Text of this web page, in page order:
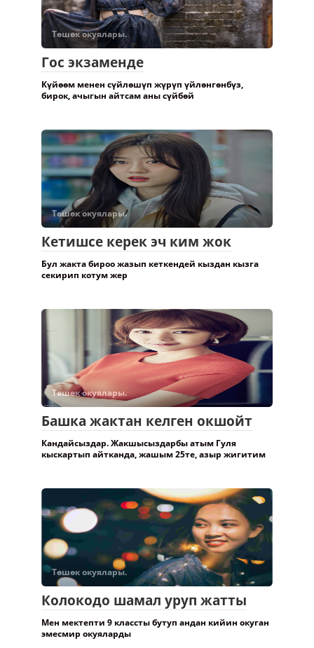
Төшөк окуялары.
Гос экзаменде
Күйөөм менен сүйлөшүп жүрүп үйлөнгөнбүз,
Төшөк окуялары.
Кетишсе керек эч ким жок
Бул жакта бироо жазып кеткендей кыздан кызга
Төшөк окуялары.
Башка жактан келген окшойт
Кандайсыздар. Жакшысыздарбы атым Гуля
Төшөк окуялары.
Колокодо шамал уруп жатты
Мен мектепти 9 классты бутуп андан кийин окуган